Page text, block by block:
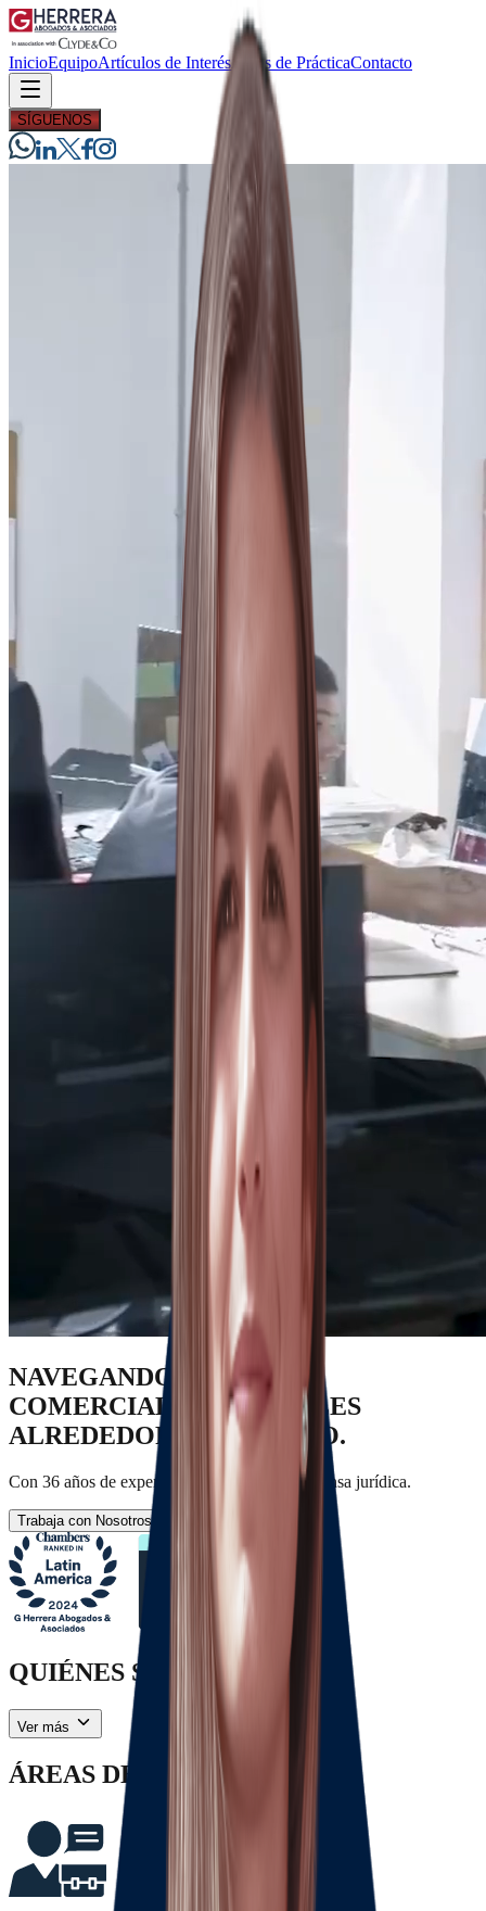
InicioEquipoArtículos de InterésÁreas de PrácticaContacto
SÍGUENOS
NAVEGANDO RIESGOS
COMERCIALES & LEGALES
ALREDEDOR DEL MUNDO.
Con 36 años de experiencia en asesoría & defensa jurídica.
Trabaja con Nosotros
QUIÉNES SOMOS
Ver más
ÁREAS DE PRÁCTICA